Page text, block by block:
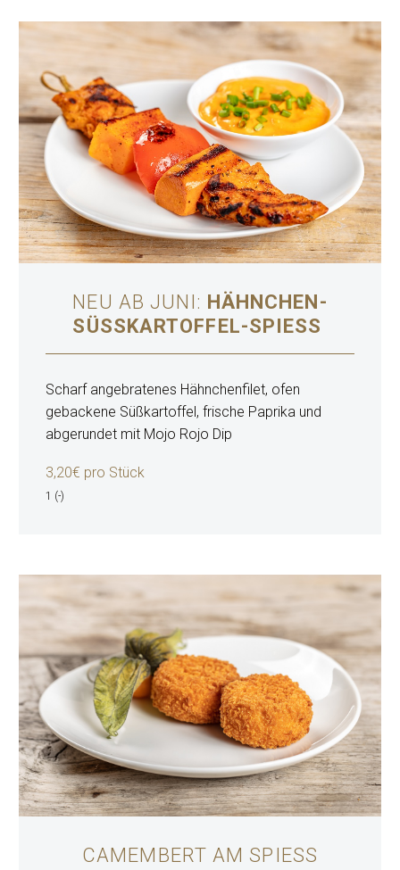
NEU AB JUNI: HÄHNCHEN-
SÜSSKARTOFFEL-SPIESS
Scharf angebratenes Hähnchenfilet, ofen
gebackene Süßkartoffel, frische Paprika und
abgerundet mit Mojo Rojo Dip
3,20€ pro Stück
1 (-)
CAMEMBERT AM SPIESS